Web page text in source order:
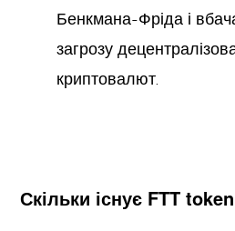
Бенкмана-Фріда і
загрозу
криптовалют.
Скільки існує FTT